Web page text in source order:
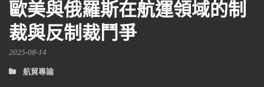
歐美與俄羅斯在航運領域的制
裁與反制裁鬥爭
2025-08-14
航貿專論